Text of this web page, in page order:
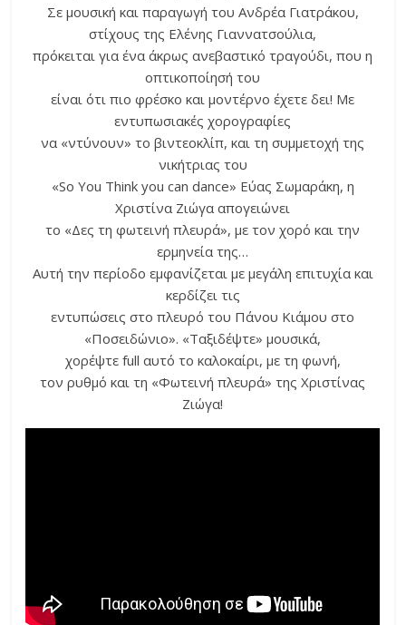
Σε μουσική και παραγωγή του Ανδρέα Γιατράκου,
στίχους της Ελένης Γιαννατσούλια,
πρόκειται για ένα άκρως ανεβαστικό τραγούδι, που η
οπτικοποίησή του
είναι ότι πιο φρέσκο και μοντέρνο έχετε δει! Με
εντυπωσιακές χορογραφίες
να «ντύνουν» το βιντεοκλίπ, και τη συμμετοχή της
νικήτριας του
«So You Think you can dance» Εύας Σωμαράκη, η
Χριστίνα Ζιώγα απογειώνει
το «Δες τη φωτεινή πλευρά», με τον χορό και την
ερμηνεία της…
Αυτή την περίοδο εμφανίζεται με μεγάλη επιτυχία και
κερδίζει τις
εντυπώσεις στο πλευρό του Πάνου Κιάμου στο
«Ποσειδώνιο». «Ταξιδέψτε» μουσικά,
χορέψτε full αυτό το καλοκαίρι, με τη φωνή,
τον ρυθμό και τη «Φωτεινή πλευρά» της Χριστίνας
Ζιώγα!